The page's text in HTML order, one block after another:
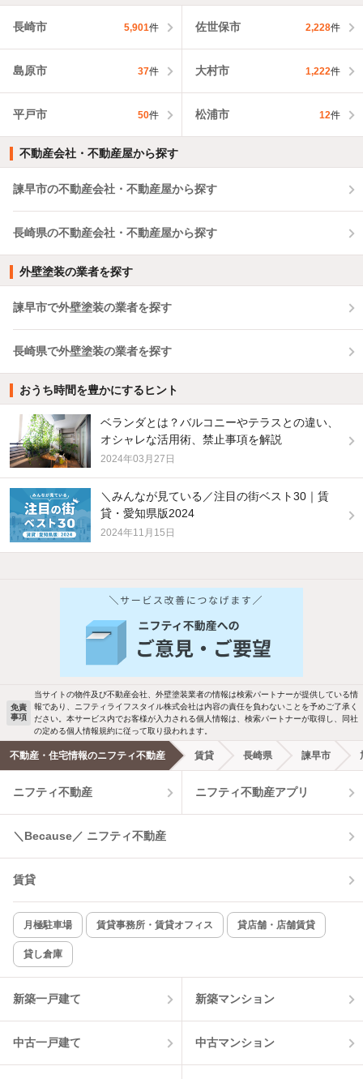
長崎市 5,901件 佐世保市 2,228件
島原市 37件 大村市 1,222件
平戸市 50件 松浦市 12件
不動産会社・不動産屋から探す
諫早市の不動産会社・不動産屋から探す
長崎県の不動産会社・不動産屋から探す
外壁塗装の業者を探す
諫早市で外壁塗装の業者を探す
長崎県で外壁塗装の業者を探す
おうち時間を豊かにするヒント
ベランダとは？バルコニーやテラスとの違い、
オシャレな活用術、禁止事項を解説
2024年03月27日
＼みんなが見ている／注目の街ベスト30｜賃
貸・愛知県版2024
2024年11月15日
他の人はこんな条件で絞り込んでいます！
バス・トイレ別 2階以上
駐車場あり ペット相談
洗濯機置場あり 独立洗面台
エアコンあり 都市ガス
温水洗浄便座 オートロック
コンロ2口以上
新着のみ インターネット無料
該当件数:
物件一覧に反映
免責
事項
当サイトの物件及び不動産会社、外壁塗装業者の情報は検索パートナーが提供している情
報であり、ニフティライフスタイル株式会社は内容の責任を負わないことを予めご了承く
ださい。本サービス内でお客様が入力される個人情報は、検索パートナーが取得し、同社
の定める個人情報規約に従って取り扱われます。
不動産・住宅情報のニフティ不動産 賃貸 長崎県 諫早市
ニフティ不動産 ニフティ不動産アプリ
＼Because／ ニフティ不動産
賃貸
月極駐車場 賃貸事務所・賃貸オフィス 貸店舗・店舗賃貸
貸し倉庫
新築一戸建て 新築マンション
中古一戸建て 中古マンション